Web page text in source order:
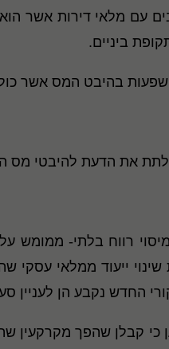
עם מלאי דירות אשר
ביניים.
בהיבט המס אשר
לתת את הדעת להיבטי מס
ייעוד ממלאי עסקי
פחת) והן לעניין חישוב רווח ההון בעת מכירת
כי קבלן שהפך מקרקעין